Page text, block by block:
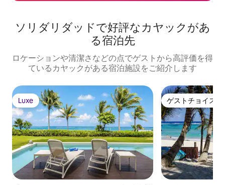
ソリダリダッドで好評なカヤックがあ
る宿泊先
ロケーションや清潔さなどの点でゲストから高評価を得
ているカヤックがある宿泊施設をご紹介します
Luxe
Luxe ゲストチョイス
ゲストチョイス